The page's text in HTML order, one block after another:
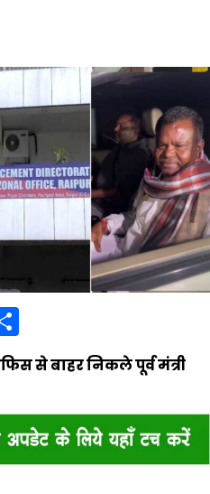
से बाहर निकले पूर्व मंत्री